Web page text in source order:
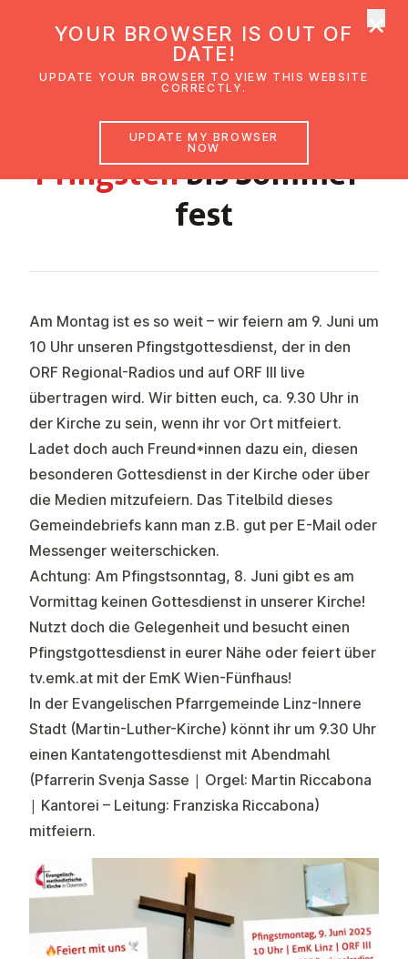
Pfingstenbis Som­mer­
fest
GEMEINDEBRIEF LINZ JUNI 2025
Am Montag ist es so weit – wir feiern am 9. Juni um
10 Uhr unseren Pfingstgottesdienst, der in den
ORF Regional-Radios und auf ORF III live
übertragen wird. Wir bitten euch, ca. 9.30 Uhr in
der Kirche zu sein, wenn ihr vor Ort mitfeiert.
Ladet doch auch Freund*innen dazu ein, diesen
besonderen Gottesdienst in der Kirche oder über
die Medien mitzufeiern. Das Titelbild dieses
Gemeindebriefs kann man z.B. gut per E-Mail oder
Messenger weiterschicken.
Achtung: Am Pfingstsonntag, 8. Juni gibt es am
Vormittag keinen Gottesdienst in unserer Kirche!
Nutzt doch die Gelegenheit und besucht einen
Pfingstgottesdienst in eurer Nähe oder feiert über
tv.emk.at mit der EmK Wien-Fünfhaus!
In der Evangelischen Pfarrgemeinde Linz-Innere
Stadt (Martin-Luther-Kirche) könnt ihr um 9.30 Uhr
einen Kantatengottesdienst mit Abendmahl
(Pfarrerin Svenja Sasse | Orgel: Martin Riccabona
| Kantorei – Leitung: Franziska Riccabona)
mitfeiern.
YOUR BROWSER IS OUT OF
DATE!
UPDATE YOUR BROWSER TO VIEW THIS WEBSITE
CORRECTLY.
UPDATE MY BROWSER
NOW
×